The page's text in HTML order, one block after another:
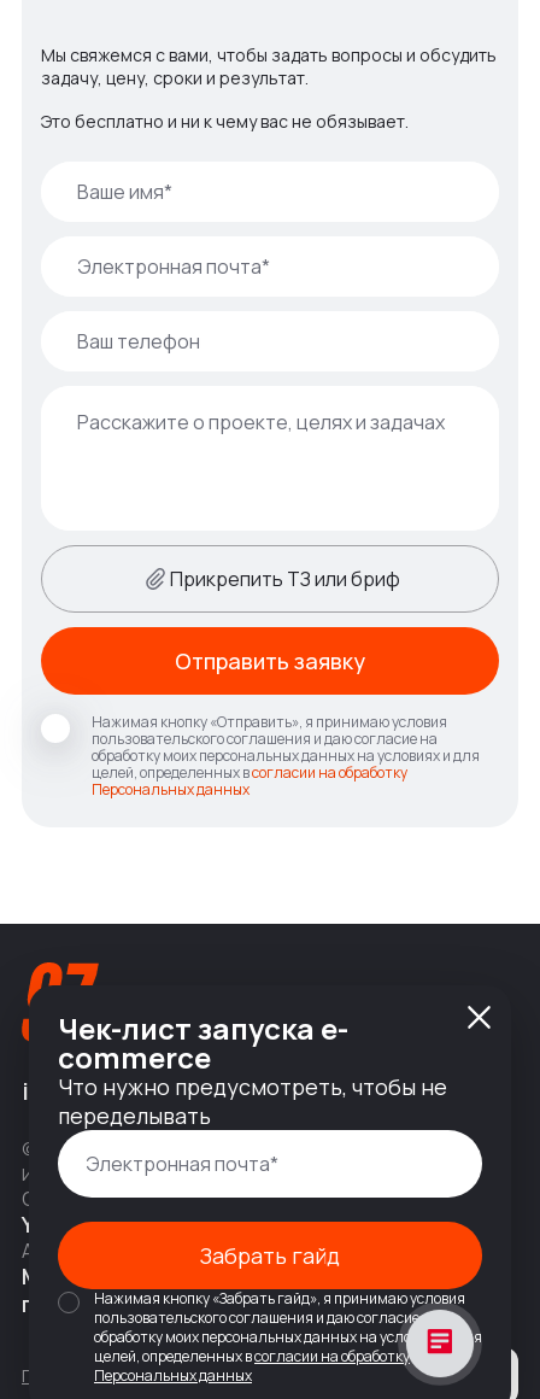
Мы свяжемся с вами, чтобы задать вопросы и обсудить
задачу, цену, сроки и результат.
Это бесплатно и ни к чему вас не обязывает.
Прикрепить ТЗ или бриф
Нажимая кнопку «Отправить», я принимаю условия
пользовательского соглашения и даю согласие на
обработку моих персональных данных на условиях и для
целей, определенных всогласии на обработку
Персональных данных
Отправить заявку
info@nineseven.ru
© 2010 — 2026 ООО «Найнсевен», УНП 191376768,
ИНН 9710142077, КПП 771001001, ОГРН 1247700831377
Соц сети
YouTubeНаписать в Telegram
Адрес
Москва, 2-я Тверская-Ямская 18,
помещ. 7/2
Политика конфиденциальности
Чек-лист запуска e-
commerce
Что нужно предусмотреть, чтобы не
переделывать
Забрать гайд
Нажимая кнопку «Забрать гайд», я принимаю условия
пользовательского соглашения и даю согласие на
обработку моих персональных данных на условиях и для
целей, определенных всогласии на обработку
Персональных данных